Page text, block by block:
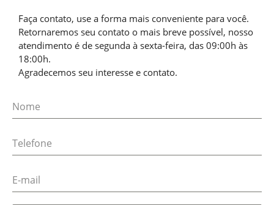
Faça contato, use a forma mais conveniente para você.
Retornaremos seu contato o mais breve possível, nosso
atendimento é de segunda à sexta-feira, das 09:00h às
18:00h.
Agradecemos seu interesse e contato.